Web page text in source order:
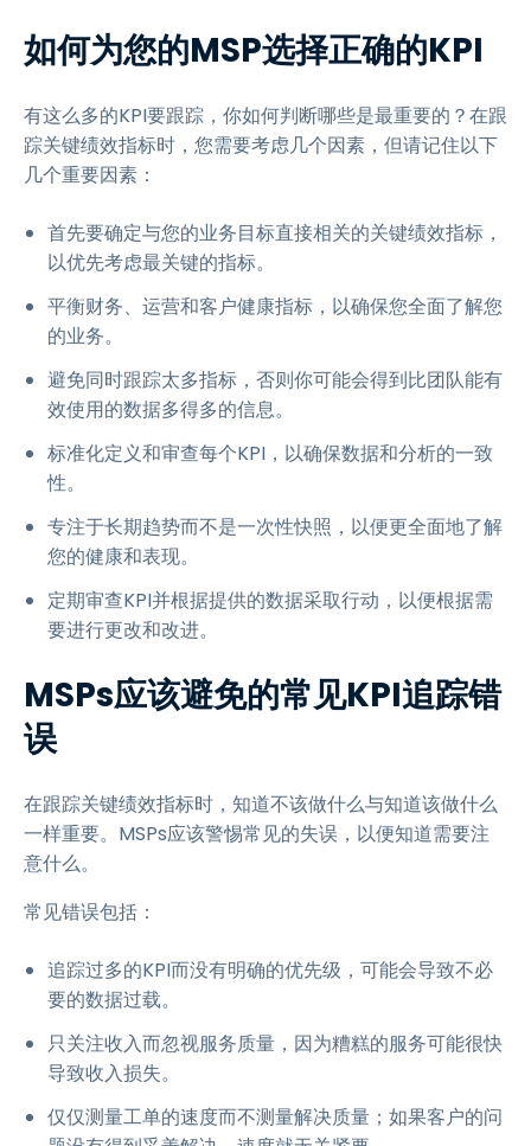
如何为您的MSP选择正确的KPI
有这么多的KPI要跟踪，你如何判断哪些是最重要的？在跟
踪关键绩效指标时，您需要考虑几个因素，但请记住以下
几个重要因素：
首先要确定与您的业务目标直接相关的关键绩效指标，
以优先考虑最关键的指标。
平衡财务、运营和客户健康指标，以确保您全面了解您
的业务。
避免同时跟踪太多指标，否则你可能会得到比团队能有
效使用的数据多得多的信息。
标准化定义和审查每个KPI，以确保数据和分析的一致
性。
专注于长期趋势而不是一次性快照，以便更全面地了解
您的健康和表现。
定期审查KPI并根据提供的数据采取行动，以便根据需
要进行更改和改进。
MSPs应该避免的常见KPI追踪错
误
在跟踪关键绩效指标时，知道不该做什么与知道该做什么
一样重要。MSPs应该警惕常见的失误，以便知道需要注
意什么。
常见错误包括：
追踪过多的KPI而没有明确的优先级，可能会导致不必
要的数据过载。
只关注收入而忽视服务质量，因为糟糕的服务可能很快
导致收入损失。
仅仅测量工单的速度而不测量解决质量；如果客户的问